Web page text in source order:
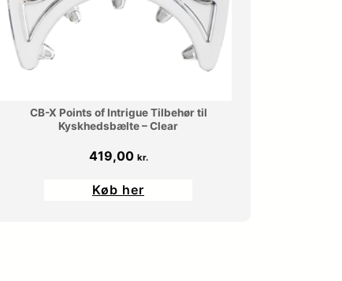
a
r
0
CB-X Points of Intrigue Tilbehør til
Kyskhedsbælte – Clear
419,00 kr.
Køb her